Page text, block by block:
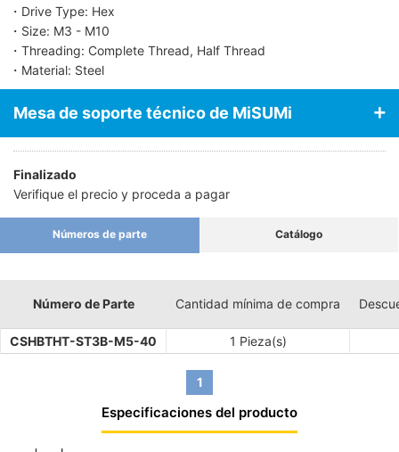
・Drive Type: Hex
・Size: M3 - M10
・Threading: Complete Thread, Half Thread
・Material: Steel
Mesa de soporte técnico de MiSUMi
Finalizado
Verifique el precio y proceda a pagar
Números de parte Catálogo
Número de Parte Cantidad mínima de compra
CSHBTHT-ST3B-M5-40 1 Pieza(s)
1
Especificaciones del producto